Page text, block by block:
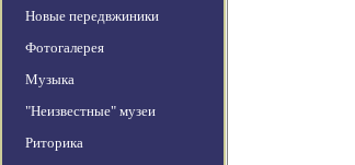
Новые передвжиники
Фотогалерея
Музыка
"Неизвестные" музеи
Риторика